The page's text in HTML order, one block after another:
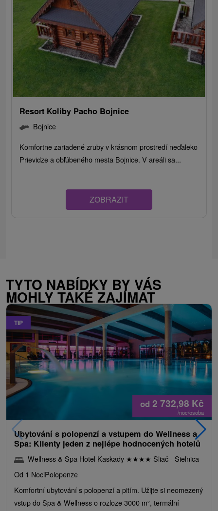
Resort Koliby Pacho Bojnice
Bojnice
Komfortne zariadené zruby v krásnom prostredí neďaleko
Prievidze a obľúbeného mesta Bojnice. V areáli sa...
ZOBRAZIT
TYTO NABÍDKY BY VÁS
MOHLY TAKÉ ZAJÍMAT
TIP
od 2 732,98 Kč
/noc/osoba
Ubytování s polopenzí a vstupem do Wellness a
Spa: Klienty jeden z nejlépe hodnocených hotelů
Wellness & Spa Hotel Kaskady ★★★★ Sliač - Sielnica
Od 1 NociPolopenze
Komfortní ubytování s polopenzí a pitím. Užijte si neomezený
vstup do Spa & Wellness o rozloze 3000 m², termální